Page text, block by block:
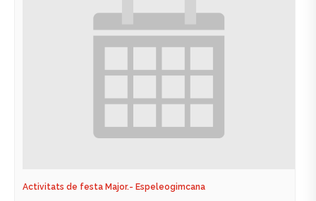
Activitats de festa Major.- Espeleogimcana